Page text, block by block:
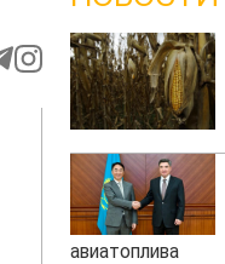
авиатоплива